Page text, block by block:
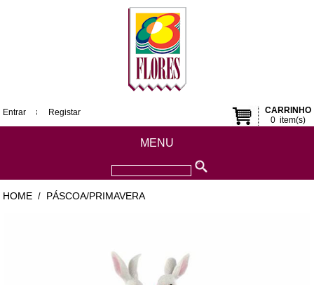
CARRINHO
0item(s)
Entrar Registar
MENU
HOME / PÁSCOA/PRIMAVERA